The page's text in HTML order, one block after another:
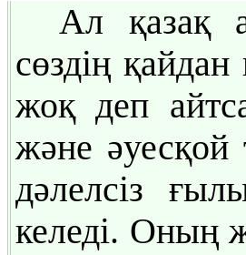
Ал қазақ
сөздің
жоқ деп
және әуесқой
дәлелсіз
келеді. Оның